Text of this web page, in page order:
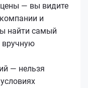
— вы видите
и
найти самый
вручную
— нельзя